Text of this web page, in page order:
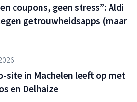
coupons, geen stress”: Aldi
getrouwheidsapps (maar
site in Machelen leeft op met
en Delhaize